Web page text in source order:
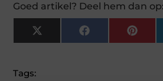
Goed artikel? Deel hem dan op:
X
(Twitter)
Facebook
Tags: